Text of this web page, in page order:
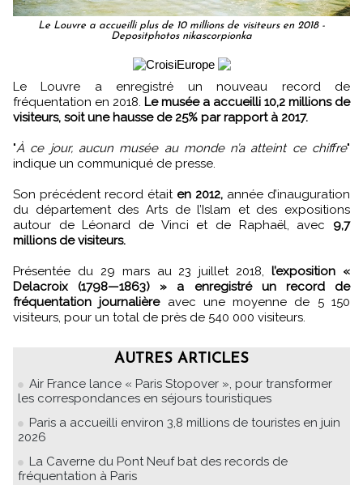
Le Louvre a accueilli plus de 10 millions de visiteurs en 2018 -
Depositphotos nikascorpionka
Le Louvre a enregistré un nouveau record de
fréquentation en 2018. Le musée a accueilli 10,2 millions de
visiteurs, soit une hausse de 25% par rapport à 2017.
"À ce jour, aucun musée au monde n’a atteint ce chiffre"
indique un communiqué de presse.
Son précédent record était en 2012, année d’inauguration
du département des Arts de l’Islam et des expositions
autour de Léonard de Vinci et de Raphaël, avec 9,7
millions de visiteurs.
Présentée du 29 mars au 23 juillet 2018,l’exposition «
Delacroix (1798—1863) » a enregistré un record de
fréquentation journalièreavec une moyenne de 5 150
visiteurs, pour un total de près de 540 000 visiteurs.
AUTRES ARTICLES
Air France lance « Paris Stopover », pour transformer
les correspondances en séjours touristiques
Paris a accueilli environ 3,8 millions de touristes en juin
2026
La Caverne du Pont Neuf bat des records de
fréquentation à Paris